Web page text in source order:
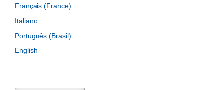
Français (France)
Italiano
Português (Brasil)
English